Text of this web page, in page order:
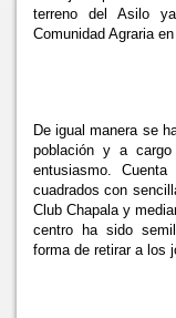
terreno del Asilo
Comunidad Agraria
De igual manera se
población y a
entusiasmo.
cuadrados con
Club Chapala y
centro ha sido
forma de retirar a los